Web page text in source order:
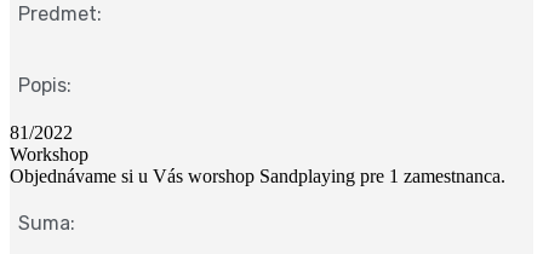
Predmet:
Popis:
81/2022
Workshop
Objednávame si u Vás worshop Sandplaying pre 1 zamestnanca.
Suma: